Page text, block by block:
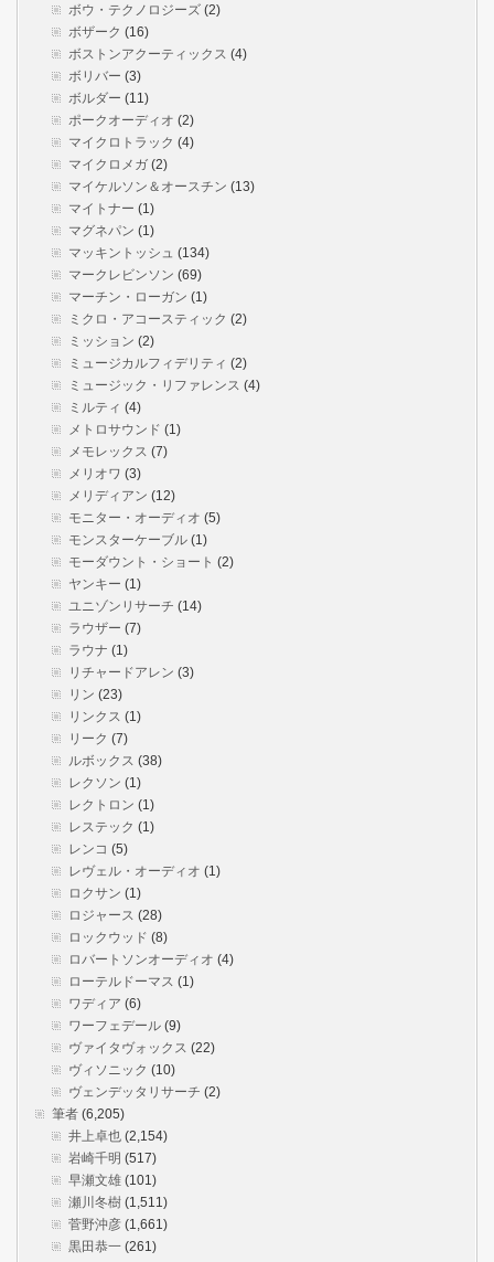
ボウ・テクノロジーズ (2)
ボザーク (16)
ボストンアクーティックス (4)
ボリバー (3)
ボルダー (11)
ポークオーディオ (2)
マイクロトラック (4)
マイクロメガ (2)
マイケルソン＆オースチン (13)
マイトナー (1)
マグネパン (1)
マッキントッシュ (134)
マークレビンソン (69)
マーチン・ローガン (1)
ミクロ・アコースティック (2)
ミッション (2)
ミュージカルフィデリティ (2)
ミュージック・リファレンス (4)
ミルティ (4)
メトロサウンド (1)
メモレックス (7)
メリオワ (3)
メリディアン (12)
モニター・オーディオ (5)
モンスターケーブル (1)
モーダウント・ショート (2)
ヤンキー (1)
ユニゾンリサーチ (14)
ラウザー (7)
ラウナ (1)
リチャードアレン (3)
リン (23)
リンクス (1)
リーク (7)
ルボックス (38)
レクソン (1)
レクトロン (1)
レステック (1)
レンコ (5)
レヴェル・オーディオ (1)
ロクサン (1)
ロジャース (28)
ロックウッド (8)
ロバートソンオーディオ (4)
ローテルドーマス (1)
ワディア (6)
ワーフェデール (9)
ヴァイタヴォックス (22)
ヴィソニック (10)
ヴェンデッタリサーチ (2)
筆者 (6,205)
井上卓也 (2,154)
岩崎千明 (517)
早瀬文雄 (101)
瀬川冬樹 (1,511)
菅野沖彦 (1,661)
黒田恭一 (261)